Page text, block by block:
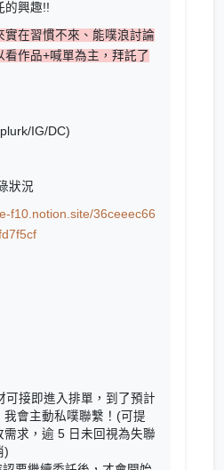
的興趣!!
實在習慣不來、能噗浪討論
作品+喊單為主，拜託了
IG/DC)
狀況
f10.notion.site/36ceeec66
可接即進入排單，到了預計
我會主動私噗聯繫！(可提
需求，逾 5 日未回視為失聯
)